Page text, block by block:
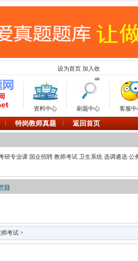
设为首页 加入收
藏
资料中心 刷题中心 客服中
特岗教师真题 返回首页
研专业课 国企招聘 教师考试 卫生系统 选调遴选 公
目
考试 >